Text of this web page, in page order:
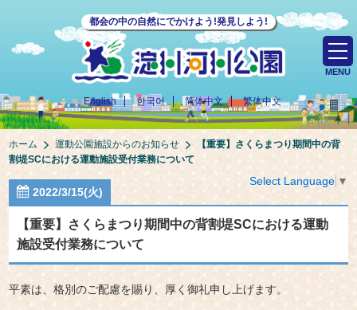
都会の中の自然にでかけよう!発見しよう!
English 한국어 简体中文 繁体中文
MENU
ホーム 運動公園施設からのお知らせ
【重要】さくらまつり期間中の背
割堤SCにおける運動施設受付業務について
Select Language ▼
2022/3/15(火)
【重要】さくらまつり期間中の背割堤SCにおける運動
施設受付業務について
平素は、格別のご配慮を賜り、厚く御礼申し上げます。